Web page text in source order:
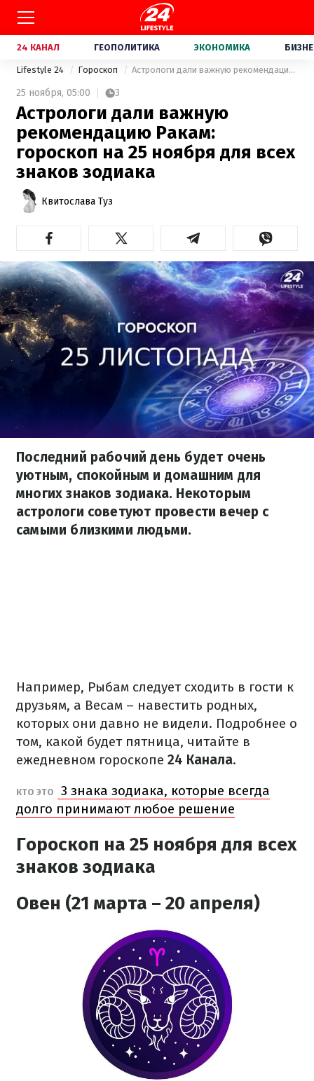
24 КАНАЛ ГЕОПОЛИТИКА ЭКОНОМИКА
Lifestyle 24 Гороскоп Астрологи дали важную рекомендацию Ракам: гороскоп на 25 ноября для всех знаков зодиака
25 ноября, 05:00 3
Астрологи дали важную
рекомендацию Ракам:
гороскоп на 25 ноября для всех
знаков зодиака
Квитослава Туз
Последний рабочий день будет очень
уютным, спокойным и домашним для
многих знаков зодиака. Некоторым
астрологи советуют провести вечер с
самыми близкими людьми.
Например, Рыбам следует сходить в гости к
друзьям, а Весам – навестить родных,
которых они давно не видели. Подробнее о
том, какой будет пятница, читайте в
ежедневном гороскопе 24 Канала.
КТО ЭТО
3 знака зодиака, которые всегда
долго принимают любое решение
Гороскоп на 25 ноября для всех
знаков зодиака
Овен (21 марта – 20 апреля)